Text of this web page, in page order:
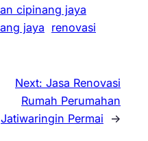
cipinang jaya
jaya renovasi
Next: Jasa Renovasi
Rumah Perumahan
Jatiwaringin Permai
→